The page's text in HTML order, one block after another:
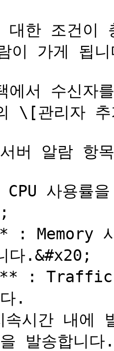
대한 조건
이 가게 됩
에서 수신자
\[관리자
버 알람 항
사용률
: Memory
다.&#x20;
.
발송합니다.